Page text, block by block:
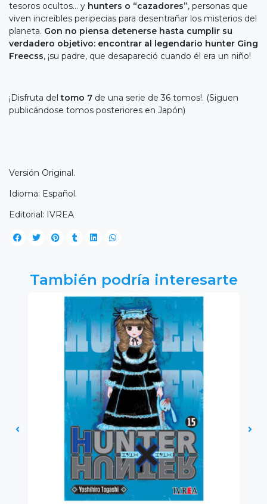
tesoros ocultos… y hunters o “cazadores”, personas que
viven increíbles peripecias para desentrañar los misterios del
planeta. Gon no piensa detenerse hasta cumplir su
verdadero objetivo: encontrar al legendario hunter Ging
Freecss, ¡su padre, que desapareció cuando él era un niño!
¡Disfruta deltomo 7 de una serie de 36 tomos!. (Siguen
publicándose tomos posteriores en Japón)
Versión Original.
Idioma: Español.
Editorial: IVREA
También podría interesarte